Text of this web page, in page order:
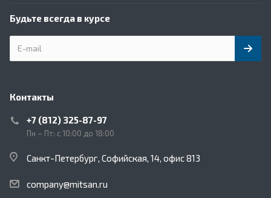
Будьте всегда в курсе
Контакты
+7 (812) 325-87-97
Пн – Пт: с 10:00 до 18:00
Санкт-Петербург, Софийская, 14, офис 813
company@mitsan.ru